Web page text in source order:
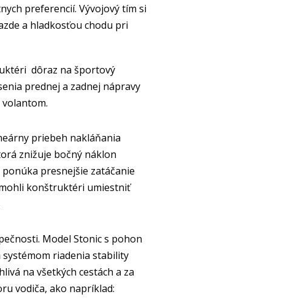
preferencií. Vývojový tím si
a hladkosťou chodu pri
dôraz na športový
prednej a zadnej nápravy
priebeh nakláňania
znižuje bočný náklon
presnejšie zatáčanie
konštruktéri umiestniť
Model Stonic s pohon
systémom riadenia stability
na všetkých cestách a za
vodiča, ako napríklad: